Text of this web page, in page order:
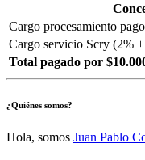
Cargo procesamiento
Cargo servicio Scry (2%
Total pagado por
¿Quiénes somos?
Hola, somos Juan Pablo